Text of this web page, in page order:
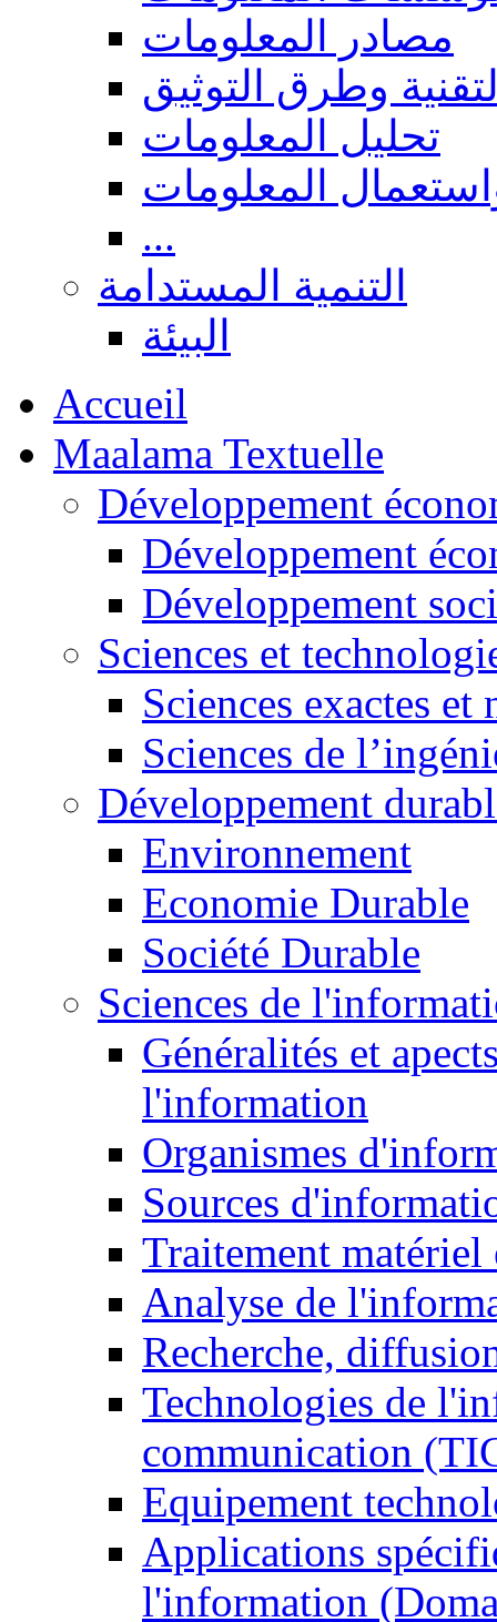
مصادر المعلومات
وطرق التوثيق
تحليل المعلومات
المعلومات
...
التنمية المستدامة
البيئة
Accueil
Maalama Textuelle
Développement
Développement
Développement
Sciences et
Sciences exactes et
Sciences de
Développement
Environnement
Economie Durable
Société Durable
Sciences de
Généralités et
l'information
Organismes
Sources
Traitement matériel
Analyse de
Recherche,
Technologies de
communication
Equipement
Applications
l'information